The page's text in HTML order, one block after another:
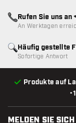
•
Produkte auf
Häufig gestellte
Sofortige Antwort
Rufen Sie uns
An Werktagen
MELDEN SIE